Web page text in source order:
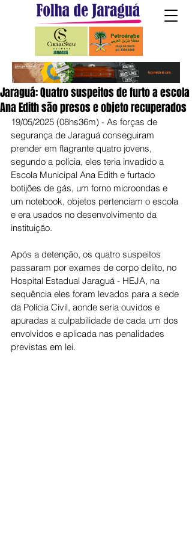
Jaraguá: Quatro suspeitos de furto a escola
Ana Edith são presos e objeto recuperados
19/05/2025 (08hs36m) - As forças de
segurança de Jaraguá conseguiram
prender em flagrante quatro jovens,
segundo a polícia, eles teria invadido a
Escola Municipal Ana Edith e furtado
botijões de gás, um forno microondas e
um notebook, objetos pertenciam o escola
e era usados no desenvolvimento da
instituição.
Após a detenção, os quatro suspeitos
passaram por exames de corpo delito, no
Hospital Estadual Jaraguá - HEJA, na
sequência eles foram levados para a sede
da Polícia Civil, aonde seria ouvidos e
apuradas a culpabilidade de cada um dos
envolvidos e aplicada nas penalidades
previstas em lei.